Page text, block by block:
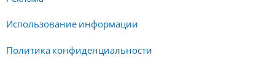
Использование информации
Политика конфиденциальности